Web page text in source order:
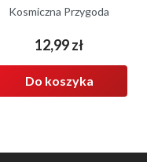
Kosmiczna Przygoda
Cena
12,99 zł
Do koszyka